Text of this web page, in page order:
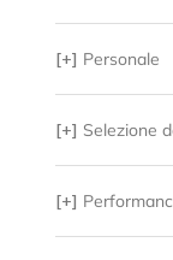
[+] Personale
[+] Selezione
[+]